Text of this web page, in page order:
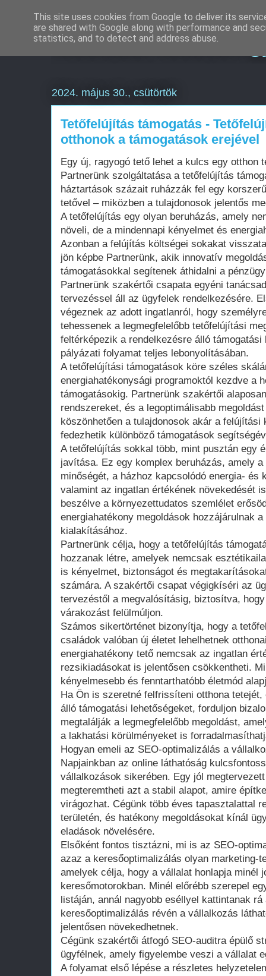
Weboldal készítés
2024. május 30., csütörtök
Tetőfelújítás támogatás -
otthonok a támogatások erejével
Egy új, ragyogó tető lehet a kulcs egy otthon
Partnerünk szolgáltatása a tetőfelújítás
háztartások százait ruházzák fel egy
tetővel – miközben a tulajdonosok jelentős
A tetőfelújítás egy olyan beruházás, amely
növeli, de a mindennapi kényelmet és
Azonban a felújítás költségei sokakat
jön képbe Partnerünk, akik innovatív
támogatásokkal segítenek áthidalni a
Partnerünk szakértői csapata egyéni
tervezéssel áll az ügyfelek rendelkezésére.
végeznek az adott ingatlanról, hogy
tehessenek a legmegfelelőbb tetőfelújítási
feltérképezik a rendelkezésre álló
pályázati folyamat teljes lebonyolításában.
A tetőfelújítási támogatások köre széles
energiahatékonysági programoktól kezdve a
támogatásokig. Partnerünk szakértői
rendszereket, és a legoptimálisabb
köszönhetően a tulajdonosok akár a felújítási
fedezhetik különböző támogatások
A tetőfelújítás sokkal több, mint pusztán egy
javítása. Ez egy komplex beruházás, amely
minőségét, a házhoz kapcsolódó energia- és
valamint az ingatlan értékének növekedését
beszélve a környezettudatos szemlélet
energiahatékony megoldások hozzájárulnak
kialakításához.
Partnerünk célja, hogy a tetőfelújítás
hozzanak létre, amelyek nemcsak
is kényelmet, biztonságot és
számára. A szakértői csapat végigkíséri az
tervezéstől a megvalósításig, biztosítva,
várakozást felülmúljon.
Számos sikertörténet bizonyítja, hogy a
családok valóban új életet lehelhetnek
energiahatékony tető nemcsak az ingatlan
rezsikiadásokat is jelentősen csökkentheti.
kényelmesebb és fenntarthatóbb életmód
Ha Ön is szeretné felfrissíteni otthona
álló támogatási lehetőségeket, forduljon
megtalálják a legmegfelelőbb megoldást,
a lakhatási körülményeket is
Hogyan emeli az SEO-optimalizálás a
Napjainkban az online láthatóság
vállalkozások sikerében. Egy jól
megteremtheti azt a stabil alapot, amire
virágozhat. Cégünk több éves tapasztalattal
területén, és hatékony megoldásokat kínál
eladások növelésére.
Elsőként fontos tisztázni, mi is az SEO-
azaz a keresőoptimalizálás olyan marketing-
amelyek célja, hogy a vállalat honlapja minél
keresőmotorokban. Minél előrébb szerepel
listáján, annál nagyobb eséllyel kattintanak
keresőoptimalizálás révén a vállalkozás
jelentősen növekedhetnek.
Cégünk szakértői átfogó SEO-auditra épülő
ügyfélnek, amely figyelembe veszi a vállalat
A folyamat első lépése a részletes
This site uses cookies from Google to deliver its
are shared with Google along with performance and
statistics, and to detect and address abuse.